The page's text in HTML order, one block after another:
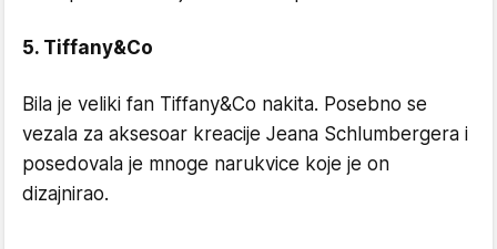
5. Tiffany&Co
Bila je veliki fan Tiffany&Co nakita. Posebno se
vezala za aksesoar kreacije Jeana Schlumbergera i
posedovala je mnoge narukvice koje je on
dizajnirao.